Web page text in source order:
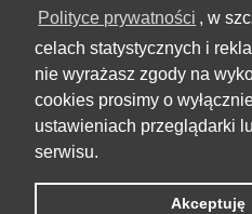
Polityce prywatności , w
celach statystycznych i
nie wyrażasz zgody na
cookies prosimy o
ustawieniach przeglądarki
serwisu.
Akceptuję
Grupa